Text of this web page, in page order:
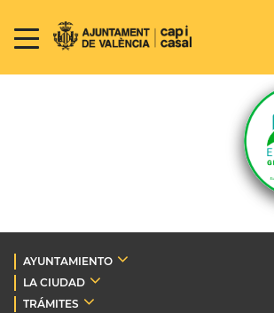
AYUNTAMIENTO
LA CIUDAD
TRÁMITES